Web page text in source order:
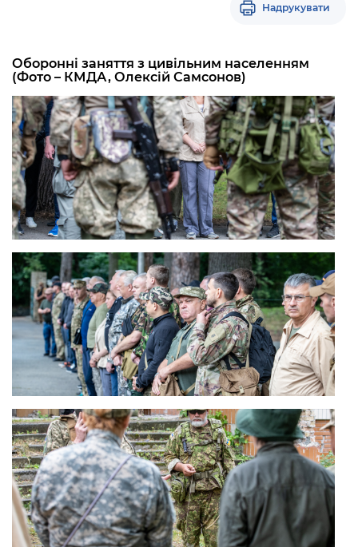
Надрукувати
Оборонні заняття з цивільним населенням
(Фото – КМДА, Олексій Самсонов)